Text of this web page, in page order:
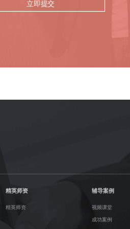
立即提交
精英师资
精英师资
辅导案例
视频课堂
成功案例